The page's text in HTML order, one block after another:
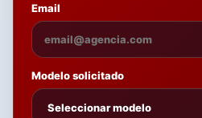
Email
Modelo solicitado